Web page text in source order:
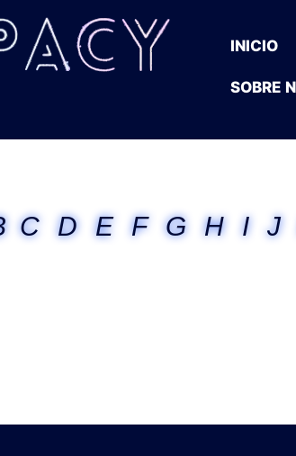
INICIO
SOBRE
C D E F G H I J